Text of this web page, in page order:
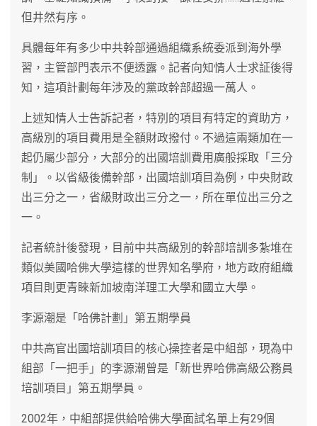
但井然有序。
具體每年有多少中共幹部通過組織系統委派到海外學
習，主管部門表示不便透露。記者向知情人士求証後得
知，這項計劃每年涉及的黨政幹部超過一萬人。
上述知情人士告訴記者，特別的項目有特定的資助方，
高級別的項目費用是全額財政撥付。不過這兩類加在一
起仍屬少部分，大部分的出國培訓費用廣般採取「三分
制」。以省級後備幹部，出國培訓項目為例，中央財政
出三分之一，省級財政出三分之一，所在單位出三分之
一。
記者統計後發現，目前中共高級別的幹部培訓多紮堆在
類似美國哈佛大學這樣的世界知名學府，地方政府組織
項目則更青睞新加坡南洋理工大學和國立大學。
李源潮是「哈佛計劃」第五期學員
中共高官出國培訓項目的核心操控者是中組部，現為中
組部「一把手」的李源潮曾是「新世界哈佛高級公務員
培訓項目」第五期學員。
2002年，中組部提供給哈佛大學面試名單上有29個